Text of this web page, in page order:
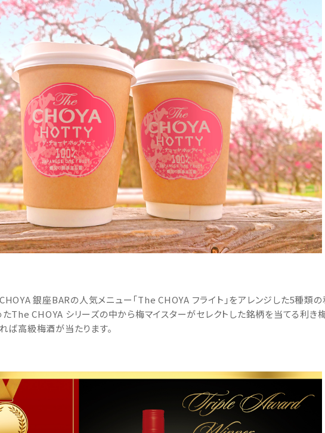
銀座BARの人気メニュー「The CHOYA フライト」をアレンジした5種類
たThe CHOYA シリーズの中から梅マイスターがセレクトした銘柄を当てる利き
ば高級梅酒が当たります。